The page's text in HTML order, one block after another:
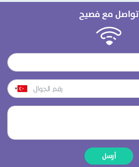
تواصل مع فصيح
أرسل